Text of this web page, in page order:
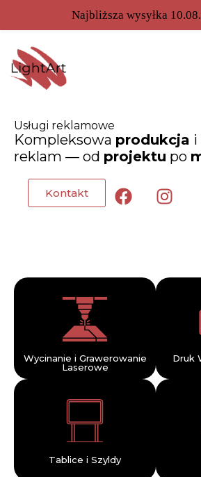
Usługi reklamowe
Kompleksowa produkcja i
reklam — od projektu po
Kontakt
Wycinanie i Grawerowanie
Laserowe
Druk
Tablice i Szyldy
Najbliższa wysyłka